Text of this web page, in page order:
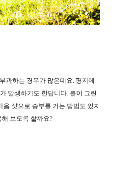
과하는 경우가 많은데요. 평지에
발생하기도 한답니다. 볼이 그린
샷으로 승부를 거는 방법도 있지
해 보도록 할까요?